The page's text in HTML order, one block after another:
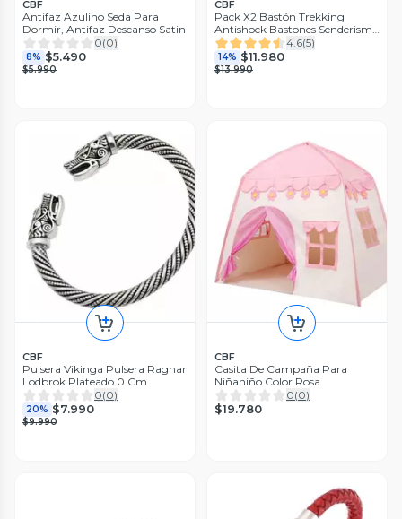
CBF
Antifaz Azulino Seda Para
Dormir, Antifaz Descanso Satin
0(0)
8% $5.490
$5.990
CBF
Pack X2 Bastón Trekking
Antishock Bastones Senderismo
Plegable Montaña
4.6(5)
14% $11.980
$13.990
CBF
Pulsera Vikinga Pulsera Ragnar
Lodbrok Plateado 0 Cm
0(0)
20% $7.990
$9.990
CBF
Casita De Campaña Para
Niñaniño Color Rosa
0(0)
$19.780